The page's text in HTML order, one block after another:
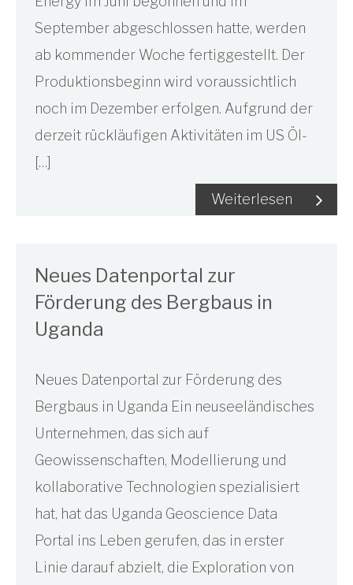
September abgeschlossen hatte, werden
ab kommender Woche fertiggestellt. Der
Produktionsbeginn wird voraussichtlich
noch im Dezember erfolgen. Aufgrund der
derzeit rückläufigen Aktivitäten im US Öl-
[…]
Weiterlesen
Neues Datenportal zur
Förderung des Bergbaus in
Uganda
Neues Datenportal zur Förderung des
Bergbaus in Uganda Ein neuseeländisches
Unternehmen, das sich auf
Geowissenschaften, Modellierung und
kollaborative Technologien spezialisiert
hat, hat das Uganda Geoscience Data
Portal ins Leben gerufen, das in erster
Linie darauf abzielt, die Exploration von